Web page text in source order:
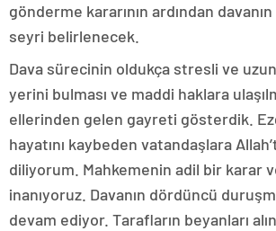
gönderme kararının ardından
seyri belirlenecek.
Dava sürecinin oldukça stresli ve
yerini bulması ve maddi haklara
ellerinden gelen gayreti gösterdik.
hayatını kaybeden vatandaşlara
diliyorum. Mahkemenin adil bir karar
inanıyoruz. Davanın dördüncü
devam ediyor. Tarafların beyanları